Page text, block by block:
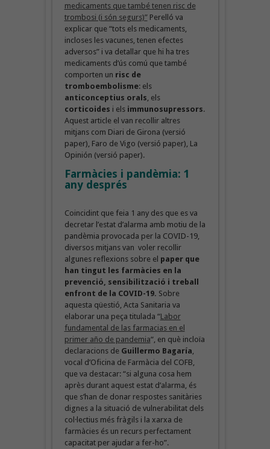
medicaments que també tenen risc de
trombosi (i són segurs)”Perelló va
explicar que “tots els medicaments,
incloses les vacunes, tenen efectes
adversos” i va detallar que hi ha tres
medicaments d’ús comú que també
comporten un risc de
tromboembolisme: els
anticonceptius orals, els
corticoides i els immunosupressors.
Aquest article el van recollir altres
mitjans com Diari de Girona (versió
paper), Faro de Vigo (versió paper), La
Opinión (versió paper).
Farmàcies i pandèmia: 1
any després
Coincidint que feia 1 any des que es va
decretar l’estat d’alarma amb motiu de la
pandèmia provocada per la COVID-19,
diversos mitjans van voler recollir
algunes reflexions sobre el paper que
han tingut les farmàcies en la
prevenció, sensibilització i treball
enfront de la COVID-19. Sobre
aquesta qüestió, Acta Sanitaria va
elaborar una peça titulada “Labor
fundamental de las farmacias en el
primer año de pandemia“, en què incloïa
declaracions de Guillermo Bagaría,
vocal d’Oficina de Farmàcia del COFB,
que va destacar: “si alguna cosa hem
après durant aquest estat d’alarma, és
que s’han de donar respostes sanitàries
dignes a la situació de vulnerabilitat dels
col·lectius més fràgils i la xarxa de
farmàcies és un recurs perfectament
capacitat per ajudar a fer-ho”.